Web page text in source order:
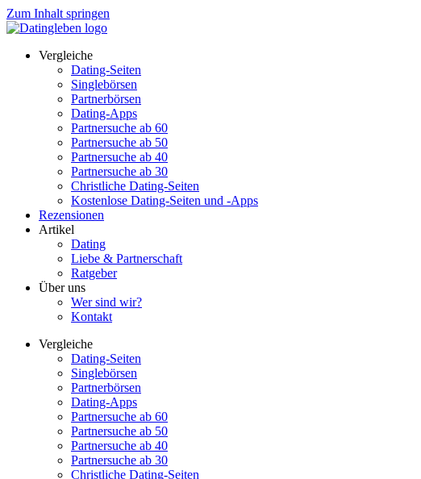
Zum Inhalt springen
Vergleiche
Dating-Seiten
Singlebörsen
Partnerbörsen
Dating-Apps
Partnersuche ab 60
Partnersuche ab 50
Partnersuche ab 40
Partnersuche ab 30
Christliche Dating-Seiten
Kostenlose Dating-Seiten und -Apps
Rezensionen
Artikel
Dating
Liebe & Partnerschaft
Ratgeber
Über uns
Wer sind wir?
Kontakt
Vergleiche
Dating-Seiten
Singlebörsen
Partnerbörsen
Dating-Apps
Partnersuche ab 60
Partnersuche ab 50
Partnersuche ab 40
Partnersuche ab 30
Christliche Dating-Seiten